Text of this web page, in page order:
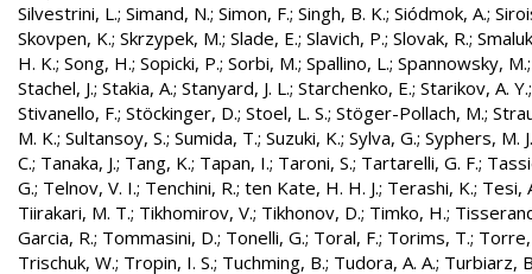
Silvestrini, L.; Simand, N.; Simon, F.; Singh, B. K.; Siódmok, A.;
Skovpen, K.; Skrzypek, M.; Slade, E.; Slavich, P.; Slovak, R.;
H. K.; Song, H.; Sopicki, P.; Sorbi, M.; Spallino, L.; Spannowsky, M.
Stachel, J.; Stakia, A.; Stanyard, J. L.; Starchenko, E.; Starikov, A. Y.
Stivanello, F.; Stöckinger, D.; Stoel, L. S.; Stöger-Pollach, M.;
M. K.; Sultansoy, S.; Sumida, T.; Suzuki, K.; Sylva, G.; Syphers, M. J.
C.; Tanaka, J.; Tang, K.; Tapan, I.; Taroni, S.; Tartarelli, G. F.;
G.; Telnov, V. I.; Tenchini, R.; ten Kate, H. H. J.; Terashi, K.; Tesi,
Tiirakari, M. T.; Tikhomirov, V.; Tikhonov, D.; Timko, H.;
Garcia, R.; Tommasini, D.; Tonelli, G.; Toral, F.; Torims, T.;
Trischuk, W.; Tropin, I. S.; Tuchming, B.; Tudora, A. A.; Turbiarz,